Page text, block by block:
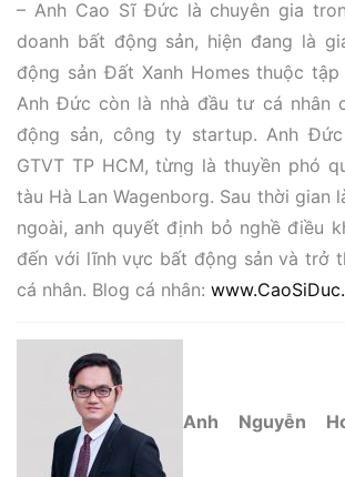
– Anh Cao Sĩ Đức là chuyên gia
doanh bất động sản, hiện đang là
động sản Đất Xanh Homes thuộc
Anh Đức còn là nhà đầu tư cá nhân
động sản, công ty startup. Anh
GTVT TP HCM, từng là thuyền phó
tàu Hà Lan Wagenborg. Sau thời gian
ngoài, anh quyết định bỏ nghề điều
đến với lĩnh vực bất động sản và trở
cá nhân. Blog cá nhân:
Anh Nguyễn